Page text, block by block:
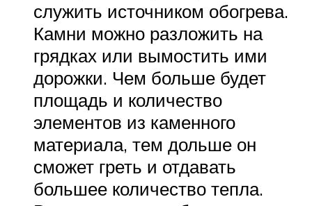
служить источником обогрева.
Камни можно разложить на
грядках или вымостить ими
дорожки. Чем больше будет
площадь и количество
элементов из каменного
материала, тем дольше он
сможет греть и отдавать
большее количество тепла.